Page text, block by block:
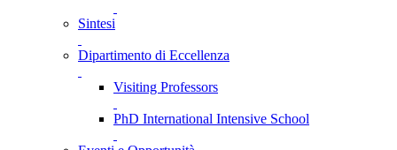
Sintesi
Dipartimento di Eccellenza
Visiting Professors
PhD International Intensive School